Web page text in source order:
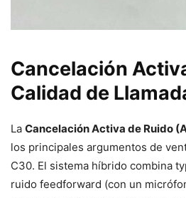
Cancelación
Calidad de
La Cancelación Activa de Ruido
los principales argumentos de
C30. El sistema híbrido combina
ruido feedforward (con un